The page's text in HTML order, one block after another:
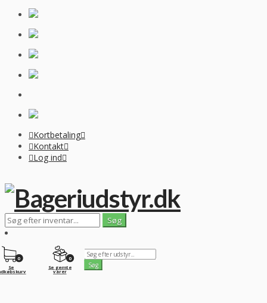
Kortbetaling
Kontakt
Log ind
0
Se gemte
varer
0
Se